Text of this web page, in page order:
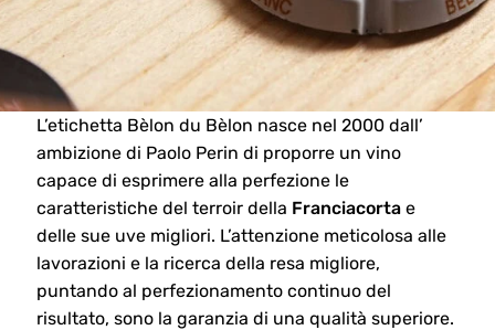
L’etichetta Bèlon du Bèlon nasce nel 2000 dall’
ambizione di Paolo Perin di proporre un vino
capace di esprimere alla perfezione le
caratteristiche del terroir della Franciacorta e
delle sue uve migliori. L’attenzione meticolosa alle
lavorazioni e la ricerca della resa migliore,
puntando al perfezionamento continuo del
risultato, sono la garanzia di una qualità superiore.